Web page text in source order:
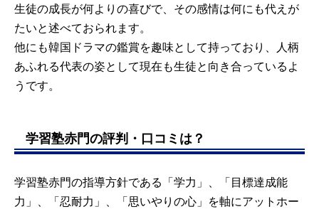
生徒の成長が何よりの喜びで、その感情は何にも代えが
たいと述べておられます。
他にも韓国ドラマの鑑賞を趣味として持っており、人柄
あふれる代表の姿として現在も生徒と向き合っているよ
うです。
学習塾赤門の評判・口コミは？
学習塾赤門の指導方針である「学力」、「目標達成能
力」、「忍耐力」、「思いやりの心」を軸にアットホー